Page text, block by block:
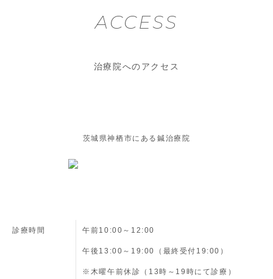
ACCESS
治療院へのアクセス
茨城県神栖市にある鍼治療院
診療時間 午前10:00～12:00
午後13:00～19:00（最終受付19:00）
※木曜午前休診（13時～19時にて診療）